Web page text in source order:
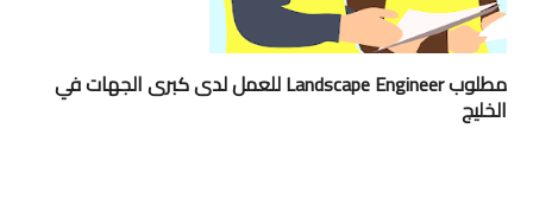
مطلوب Landscape Engineer للعمل لدى كبرى الجهات في
الخليج